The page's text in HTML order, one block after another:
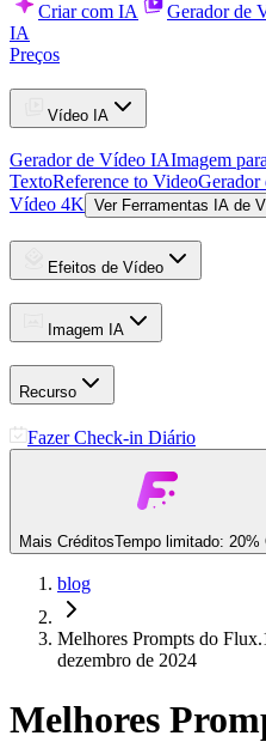
Criar com IA Gerador de
IA
Preços
Vídeo IA
Gerador de Vídeo IAImagem
TextoReference to Video
Vídeo 4K Ver Ferramentas IA de
Efeitos de Vídeo
Imagem IA
Recurso
Fazer Check-in Diário
Mais CréditosTempo limitado: 20%
blog
Melhores Prompts do
dezembro de 2024
Melhores